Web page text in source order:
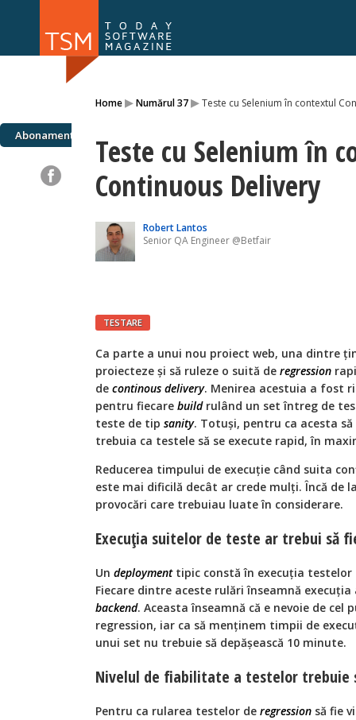
Home▸Numărul 37▸Teste cu Selenium în contextul
Abonamente
Teste cu Selenium în
Continuous Delivery
Robert Lantos
Senior QA Engineer @Betfair
TESTARE
Ca parte a unui nou proiect web, una dintre
proiecteze și să ruleze o suită de regression
de continous delivery. Menirea acestuia a fost
pentru fiecare buildrulând un set întreg de
teste de tip sanity. Totuși, pentru ca acesta
trebuia ca testele să se execute rapid, în
Reducerea timpului de execuție când suita
este mai dificilă decât ar crede mulți. Încă
provocări care trebuiau luate în considerare.
Execuția suitelor de teste ar trebui să
Un deploymenttipic constă în execuția testelor
Fiecare dintre aceste rulări înseamnă
backend. Aceasta înseamnă că e nevoie de cel
regression, iar ca să menținem timpii de
unui set nu trebuie să depășească 10 minute.
Nivelul de fiabilitate a testelor trebuie
Pentru ca rularea testelor de regression să fie